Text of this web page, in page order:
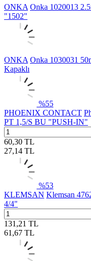
ONKA Onka 1020013
"1502"
ONKA Onka 1030031
Kapaklı
%55
PHOENIX CONTACT
PT 1,5/S BU "PUSH-IN"
60,30 TL
27,14 TL
%53
KLEMSAN Klemsan
4/4"
131,21 TL
61,67 TL